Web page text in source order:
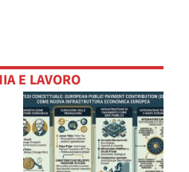
E LAVORO